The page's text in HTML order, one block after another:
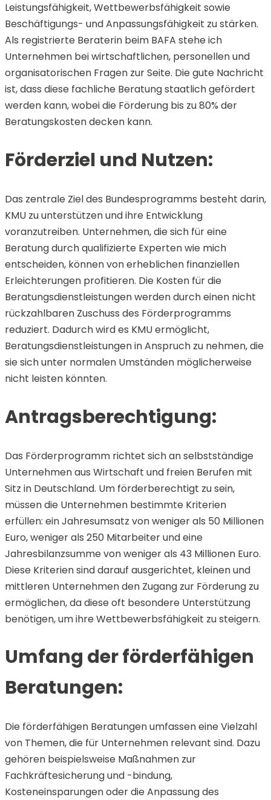
Leistungsfähigkeit, Wettbewerbsfähigkeit sowie
Beschäftigungs- und Anpassungsfähigkeit zu stärken.
Als registrierte Beraterin beim BAFA stehe ich
Unternehmen bei wirtschaftlichen, personellen und
organisatorischen Fragen zur Seite. Die gute Nachricht
ist, dass diese fachliche Beratung staatlich gefördert
werden kann, wobei die Förderung bis zu 80% der
Beratungskosten decken kann.
Förderziel und Nutzen:
Das zentrale Ziel des Bundesprogramms besteht darin,
KMU zu unterstützen und ihre Entwicklung
voranzutreiben. Unternehmen, die sich für eine
Beratung durch qualifizierte Experten wie mich
entscheiden, können von erheblichen finanziellen
Erleichterungen profitieren. Die Kosten für die
Beratungsdienstleistungen werden durch einen nicht
rückzahlbaren Zuschuss des Förderprogramms
reduziert. Dadurch wird es KMU ermöglicht,
Beratungsdienstleistungen in Anspruch zu nehmen, die
sie sich unter normalen Umständen möglicherweise
nicht leisten könnten.
Antragsberechtigung:
Das Förderprogramm richtet sich an selbstständige
Unternehmen aus Wirtschaft und freien Berufen mit
Sitz in Deutschland. Um förderberechtigt zu sein,
müssen die Unternehmen bestimmte Kriterien
erfüllen: ein Jahresumsatz von weniger als 50 Millionen
Euro, weniger als 250 Mitarbeiter und eine
Jahresbilanzsumme von weniger als 43 Millionen Euro.
Diese Kriterien sind darauf ausgerichtet, kleinen und
mittleren Unternehmen den Zugang zur Förderung zu
ermöglichen, da diese oft besondere Unterstützung
benötigen, um ihre Wettbewerbsfähigkeit zu steigern.
Umfang der förderfähigen
Beratungen:
Die förderfähigen Beratungen umfassen eine Vielzahl
von Themen, die für Unternehmen relevant sind. Dazu
gehören beispielsweise Maßnahmen zur
Fachkräftesicherung und -bindung,
Kosteneinsparungen oder die Anpassung des